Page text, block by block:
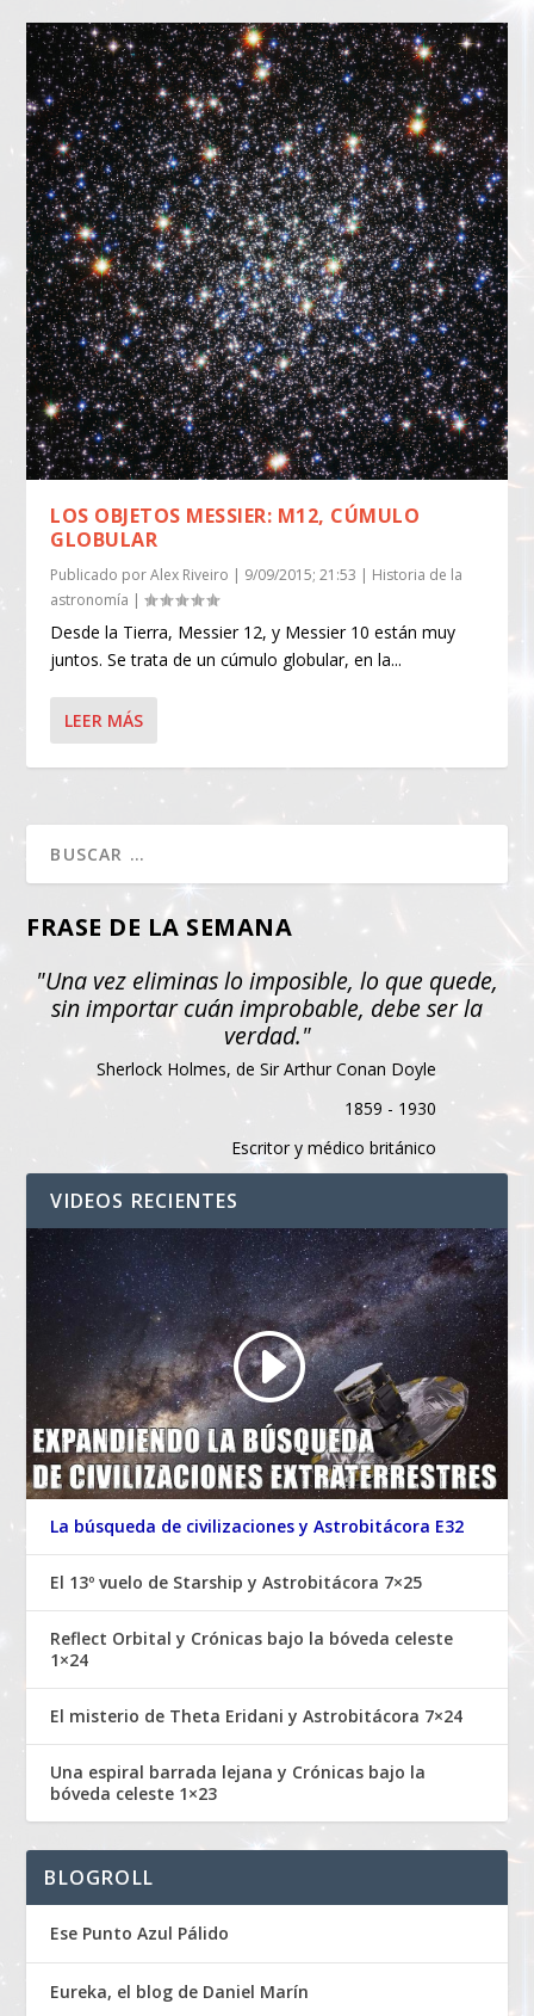
LOS OBJETOS MESSIER: M12, CÚMULO
GLOBULAR
Publicado porAlex Riveiro | 9/09/2015; 21:53 | Historia de la
astronomía |
Desde la Tierra, Messier 12, y Messier 10 están muy
juntos. Se trata de un cúmulo globular, en la...
LEER MÁS
FRASE DE LA SEMANA
"Una vez eliminas lo imposible, lo que quede,
sin importar cuán improbable, debe ser la
verdad."
Sherlock Holmes, de Sir Arthur Conan Doyle
1859 - 1930
Escritor y médico británico
VIDEOS RECIENTES
La búsqueda de civilizaciones y Astrobitácora E32
El 13º vuelo de Starship y Astrobitácora 7×25
Reflect Orbital y Crónicas bajo la bóveda celeste
1×24
El misterio de Theta Eridani y Astrobitácora 7×24
Una espiral barrada lejana y Crónicas bajo la
bóveda celeste 1×23
BLOGROLL
Ese Punto Azul Pálido
Eureka, el blog de Daniel Marín